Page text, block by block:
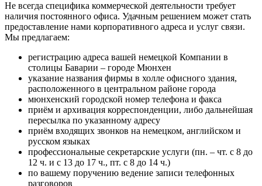
Не всегда специфика коммерческой деятельности требует
наличия постоянного офиса. Удачным решением может стать
предоставление нами корпоративного адреса и услуг связи.
Мы предлагаем:
регистрацию адреса вашей немецкой Компании в
столицы Баварии – городе Мюнхен
указание названия фирмы в холле офисного здания,
расположенного в центральном районе города
мюнхенский городской номер телефона и факса
приём и архивация корреспонденции, либо дальнейшая
пересылка по указанному адресу
приём входящих звонков на немецком, английском и
русском языках
профессиональные секретарские услуги (пн. – чт. с 8 до
12 ч. и с 13 до 17 ч., пт. с 8 до 14 ч.)
по вашему поручению ведение записи телефонных
разговоров